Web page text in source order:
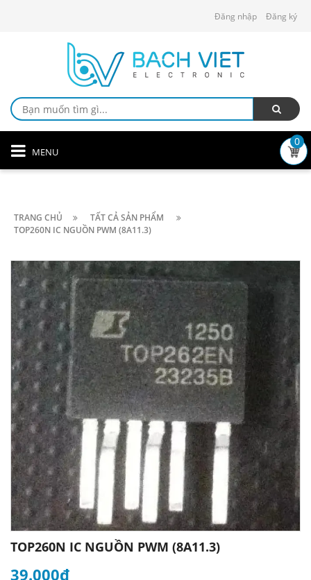
Đăng nhập Đăng ký
MENU
0
TRANG CHỦ
TẤT CẢ SẢN PHẨM
TOP260N IC NGUỒN PWM (8A11.3)
TOP260N IC NGUỒN PWM (8A11.3)
39.000₫